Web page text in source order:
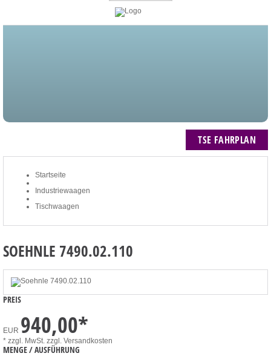
TSE FAHRPLAN
Startseite
Industriewaagen
Tischwaagen
SOEHNLE 7490.02.110
PREIS
EUR 940,00*
* zzgl. MwSt. zzgl. Versandkosten
MENGE / AUSFÜHRUNG